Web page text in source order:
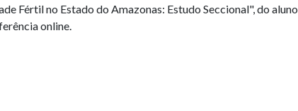
Fértil no Estado do Amazonas: Estudo Seccional", do aluno
online.